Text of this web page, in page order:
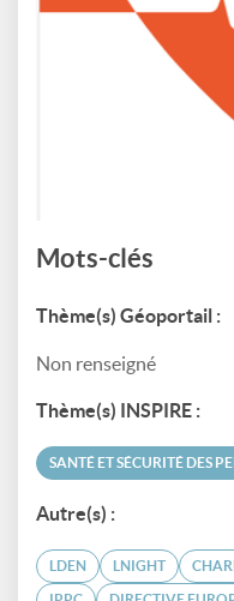
Mots-clés
Thème(s) Géoportail :
Non renseigné
Thème(s) INSPIRE :
SANTÉ ET SÉCURITÉ DES
Autre(s) :
LDEN LNIGHT